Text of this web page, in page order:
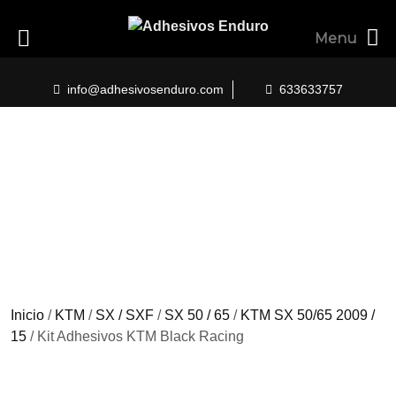
content
info@adhesivosenduro.com 633633757
Inicio / KTM / SX / SXF / SX 50 / 65 / KTM SX 50/65 2009 /
15 / Kit Adhesivos KTM Black Racing
Menu